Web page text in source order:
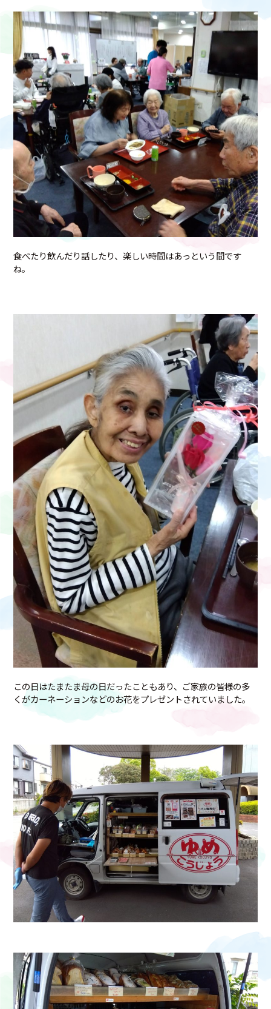
食べたり飲んだり話したり、楽しい時間はあっという間です
ね。
この日はたまたま母の日だったこともあり、ご家族の皆様の多
くがカーネーションなどのお花をプレゼントされていました。